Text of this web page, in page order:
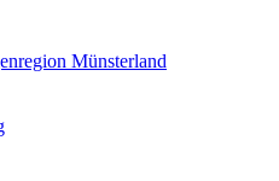
Münsterland